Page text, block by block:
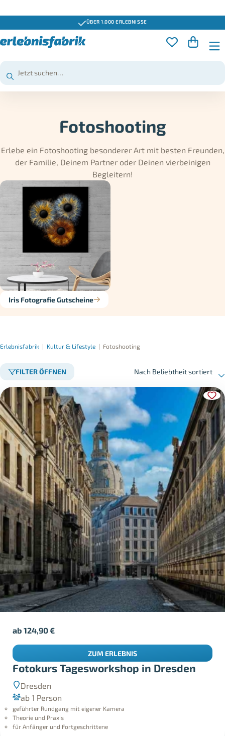
GUTSCHEINE 3 JAHRE GÜLTIG
Fotoshooting
Erlebe ein Fotoshooting besonderer Art mit besten Freunden,
der Familie, Deinem Partner oder Deinen vierbeinigen
Begleitern!
Iris Fotografie Gutscheine
Erlebnisfabrik | Kultur & Lifestyle | Fotoshooting
FILTER ÖFFNEN Nach Beliebtheit sortiert
Fotokurs Tagesworkshop in Dresden
Dresden
ab 1 Person
geführter Rundgang mit eigener Kamera
Theorie und Praxis
für Anfänger und Fortgeschrittene
ab124,90€
ZUM ERLEBNIS